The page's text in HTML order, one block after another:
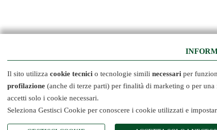
Il sito utilizza cookie tecnici o tecnologie simili necessari per
profilazione (anche di terze parti) per finalità di marketing o per
accetti solo i cookie necessari.
Seleziona Gestisci Cookie per conoscere i cookie utilizzati e